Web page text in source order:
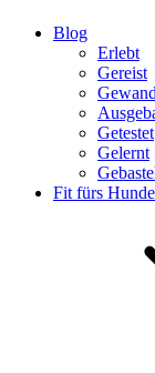
Blog
Erlebt
Gereist
Getestet
Gelernt
Fit fürs